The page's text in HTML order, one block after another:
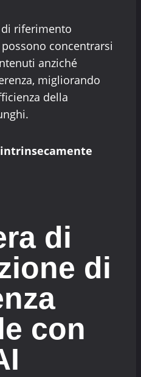
riferimento
concentrarsi
anziché
migliorando
della
di
di
con